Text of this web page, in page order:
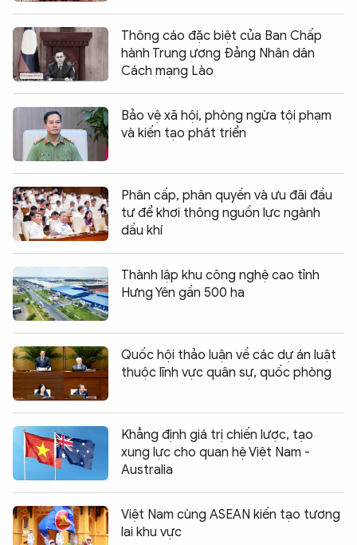
Thông cáo đặc biệt của Ban Chấp
hành Trung ương Đảng Nhân dân
Cách mạng Lào
Bảo vệ xã hội, phòng ngừa tội phạm
và kiến tạo phát triển
Phân cấp, phân quyền và ưu đãi đầu
tư để khơi thông nguồn lực ngành
dầu khí
Thành lập khu công nghệ cao tỉnh
Hưng Yên gần 500 ha
Quốc hội thảo luận về các dự án luật
thuộc lĩnh vực quân sự, quốc phòng
Khẳng định giá trị chiến lược, tạo
xung lực cho quan hệ Việt Nam -
Australia
Việt Nam cùng ASEAN kiến tạo tương
lai khu vực